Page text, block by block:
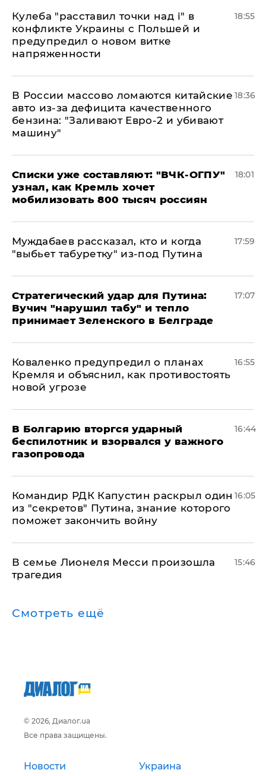
Кулеба "расставил точки над і" в
конфликте Украины с Польшей и
предупредил о новом витке
напряженности
18:55
В России массово ломаются китайские
авто из-за дефицита качественного
бензина: "Заливают Евро-2 и убивают
машину"
18:36
Списки уже составляют: "ВЧК-ОГПУ"
узнал, как Кремль хочет
мобилизовать 800 тысяч россиян
18:01
Муждабаев рассказал, кто и когда
"выбьет табуретку" из-под Путина
17:59
Стратегический удар для Путина:
Вучич "нарушил табу" и тепло
принимает Зеленского в Белграде
17:07
Коваленко предупредил о планах
Кремля и объяснил, как противостоять
новой угрозе
16:55
В Болгарию вторгся ударный
беспилотник и взорвался у важного
газопровода
16:44
Командир РДК Капустин раскрыл один
из "секретов" Путина, знание которого
поможет закончить войну
16:05
В семье Лионеля Месси произошла
трагедия
15:46
Смотреть ещё
© 2026, Диалог.ua
Все права защищены.
Новости Украина